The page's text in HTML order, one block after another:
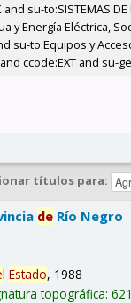
su-to:SISTEMAS
Energía Eléctrica,
su-to:Equipos y
ccode:EXT and su-
títulos para:
de Río Negro
lEstado, 1988
topográfica: